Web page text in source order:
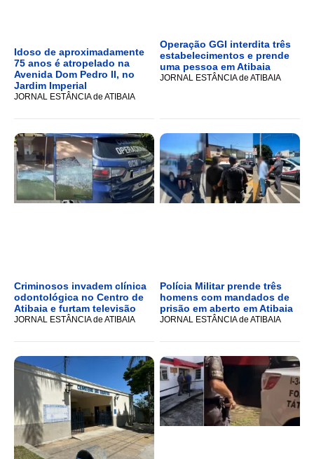
Idoso de aproximadamente
75 anos é atropelado na
Avenida Dom Pedro II, no
Jardim Imperial
JORNAL ESTÂNCIA de ATIBAIA
Operação GGI interdita três
estabelecimentos e prende
uma pessoa em Atibaia
JORNAL ESTÂNCIA de ATIBAIA
Criminosos invadem clínica
odontológica no Centro de
Atibaia e furtam televisão
JORNAL ESTÂNCIA de ATIBAIA
Polícia Militar prende três
homens com mandados de
prisão em aberto em Atibaia
JORNAL ESTÂNCIA de ATIBAIA